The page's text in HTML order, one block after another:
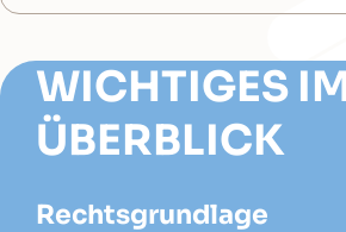
WICHTIGES
ÜBERBLICK
Rechtsgrundlage